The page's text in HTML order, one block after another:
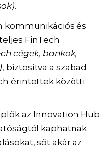
.
kommunikációs és
FinTech
cégek, bankok,
, biztosítva a szabad
érintettek közötti
az Innovation Hub
kaphatnak
sőt akár az